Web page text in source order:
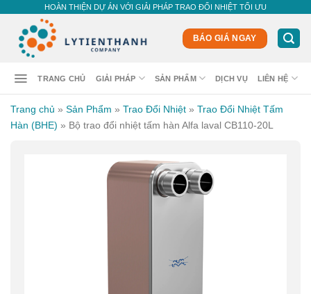
to
content
HOÀN THIỆN DỰ ÁN VỚI GIẢI PHÁP TRAO ĐỔI NHIỆT TỐI ƯU
BÁO GIÁ NGAY
TRANG CHỦ GIẢI PHÁP SẢN PHẨM DỊCH VỤ LIÊN HỆ
Trang chủ » Sản Phẩm » Trao Đổi Nhiệt » Trao Đổi Nhiệt Tấm
Hàn (BHE) » Bộ trao đổi nhiệt tấm hàn Alfa laval CB110-20L